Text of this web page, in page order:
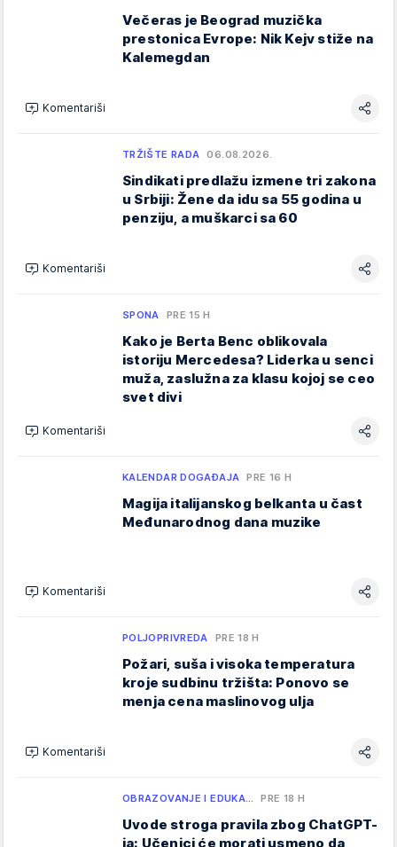
Večeras je Beograd muzička
prestonica Evrope: Nik Kejv stiže na
Kalemegdan
Komentariši
TRŽIŠTE RADA 06.08.2026.
Sindikati predlažu izmene tri zakona
u Srbiji: Žene da idu sa 55 godina u
penziju, a muškarci sa 60
Komentariši
SPONA PRE 15 H
Kako je Berta Benc oblikovala
istoriju Mercedesa? Liderka u senci
muža, zaslužna za klasu kojoj se ceo
svet divi
Komentariši
KALENDAR DOGAĐAJA PRE 16 H
Magija italijanskog belkanta u čast
Međunarodnog dana muzike
Komentariši
POLJOPRIVREDA PRE 18 H
Požari, suša i visoka temperatura
kroje sudbinu tržišta: Ponovo se
menja cena maslinovog ulja
Komentariši
OBRAZOVANJE I EDUKA… PRE 18 H
Uvode stroga pravila zbog ChatGPT-
ja: Učenici će morati usmeno da